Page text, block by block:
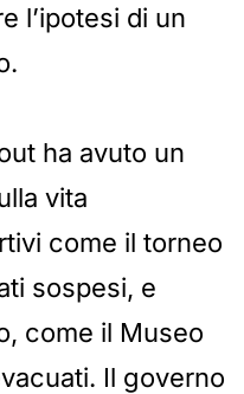
l’ipotesi di un
ha avuto un
vita
come il torneo
sospesi, e
come il Museo
Il governo